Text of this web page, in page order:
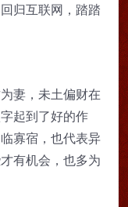
归互联网，踏踏
妻，未土偏财在
起到了好的作
寡宿，也代表异
有机会，也多为